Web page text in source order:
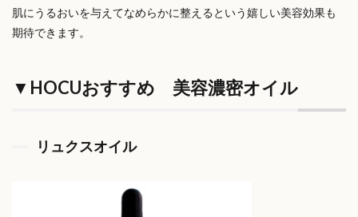
肌にうるおいを与えてなめらかに整えるという嬉しい美容効果も
期待できます。
▼HOCUおすすめ 美容濃密オイル
リュクスオイル